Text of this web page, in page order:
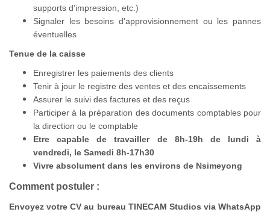
supports d’impression, etc.)
Signaler les besoins d’approvisionnement ou les pannes
éventuelles
Tenue de la caisse
Enregistrer les paiements des clients
Tenir à jour le registre des ventes et des encaissements
Assurer le suivi des factures et des reçus
Participer à la préparation des documents comptables pour
la direction ou le comptable
Etre capable de travailler de 8h-19h de lundi à
vendredi, le Samedi 8h-17h30
Vivre absolument dans les environs de Nsimeyong
Comment postuler :
Envoyez votre CV au bureau TINECAM Studios via WhatsApp